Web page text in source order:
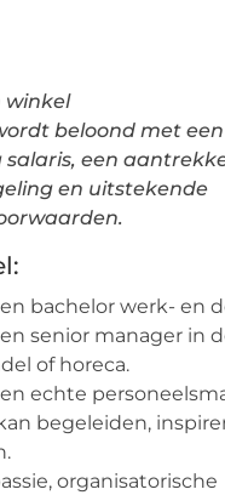
winkel
beloond met
salaris, een
en uitstekende
bachelor werk- en
senior manager in
of horeca.
echte
begeleiden,
organisatorische